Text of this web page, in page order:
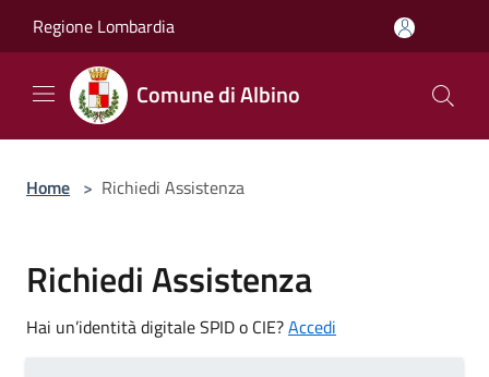
Regione Lombardia
Comune di Albino
Home > Richiedi Assistenza
Richiedi Assistenza
Hai un’identità digitale SPID o CIE?Accedi